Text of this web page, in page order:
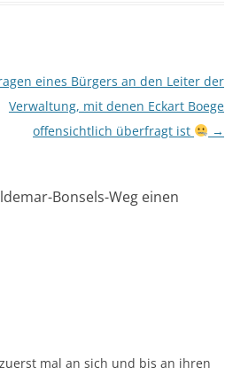
eines Bürgers an den Leiter der
Verwaltung, mit denen Eckart Boege
offensichtlich überfragt ist
→
Bonsels-Weg einen
mal an sich und bis an ihren